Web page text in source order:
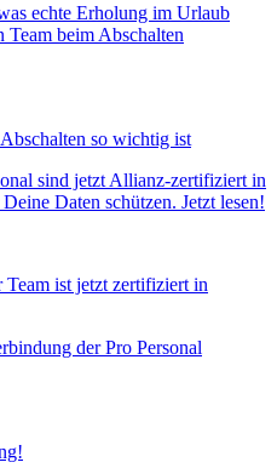
echte Erholung im Urlaub
Team beim Abschalten
so wichtig ist
sind jetzt Allianz-zertifiziert in
Daten schützen. Jetzt lesen!
ist jetzt zertifiziert in
der Pro Personal